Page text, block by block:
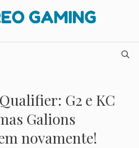
G2 e KC
Galions
novamente!